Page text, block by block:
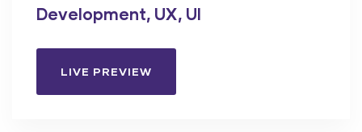
Development, UX, UI
LIVE PREVIEW